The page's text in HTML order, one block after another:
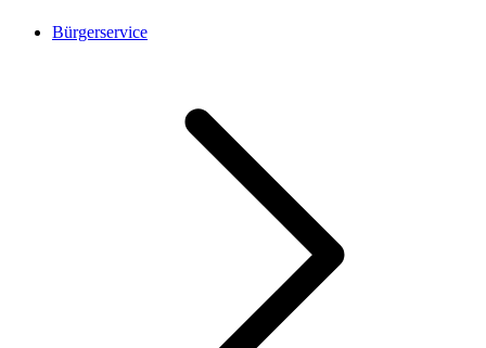
Bürgerservice